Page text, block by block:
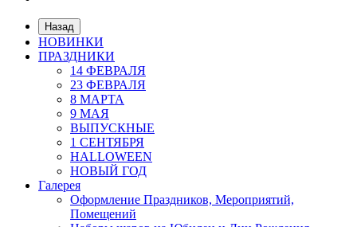
Назад
НОВИНКИ
ПРАЗДНИКИ
14 ФЕВРАЛЯ
23 ФЕВРАЛЯ
8 МАРТА
9 МАЯ
ВЫПУСКНЫЕ
1 СЕНТЯБРЯ
HALLOWEEN
НОВЫЙ ГОД
Галерея
Оформление Праздников, Мероприятий,
Помещений